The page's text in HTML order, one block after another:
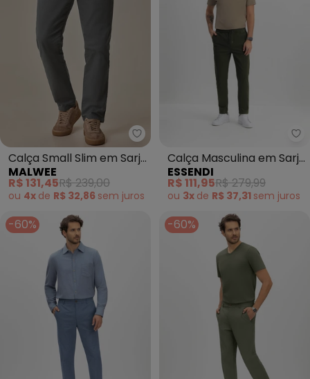
Malwee - Calça Small Slim em
Calça Small Slim em Sarja
(Cinza Chumbo)
MALWEE
R$ 131,45R$ 239,00
ou 4x de R$ 32,86 sem juros
Calça Masculina em Sarja
(Verde)
ESSENDI
R$ 111,95R$ 279,99
ou 3x de R$ 37,31 sem juros
-60% -60%